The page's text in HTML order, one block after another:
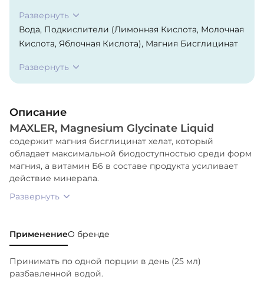
Развернуть
Вода, Подкислители (Лимонная Кислота, Молочная
Кислота, Яблочная Кислота), Магния Бисглицинат
Стевиолгликозиды, Сукралоза), Ароматизатор,
Цитрат Натрия, Пиридоксина Гидрохлорид,
Кислот).
Развернуть
Описание
MAXLER, Magnesium Glycinate Liquid
содержит магния бисглицинат хелат, который
обладает максимальной биодоступностью среди форм
магния, а витамин Б6 в составе продукта усиливает
действие минерала.
Развернуть
ПрименениеО бренде
Принимать по одной порции в день (25 мл)
разбавленной водой.